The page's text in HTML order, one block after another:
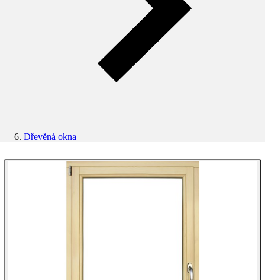
Dřevěná okna